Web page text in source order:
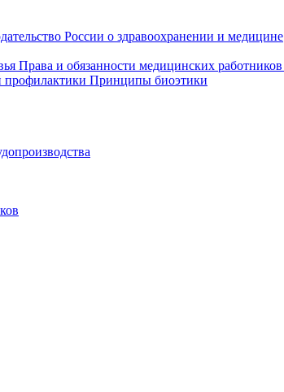
России о здравоохранении и медицине
Права и обязанности медицинских работников
Принципы биоэтики